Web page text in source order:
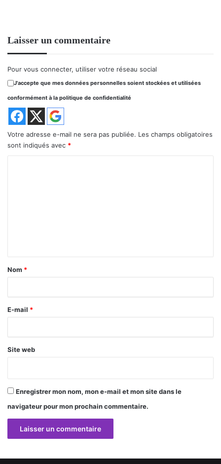
Laisser un commentaire
Pour vous connecter, utiliser votre réseau social
J'accepte que mes données personnelles soient stockées et utilisées
conformément à la politique de confidentialité
Votre adresse e-mail ne sera pas publiée. Les champs obligatoires
sont indiqués avec *
a
r
e
Nom *
E-mail *
Site web
Enregistrer mon nom, mon e-mail et mon site dans le
navigateur pour mon prochain commentaire.